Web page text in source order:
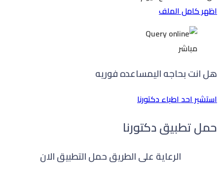
اظهر كامل الملف
مباشر
هل انت بحاجه اليمساعده فوريه
استشير احد اطباء دكتورنا
حمل تطبيق دكتورنا
الرعاية على الطريق حمل التطبيق الان